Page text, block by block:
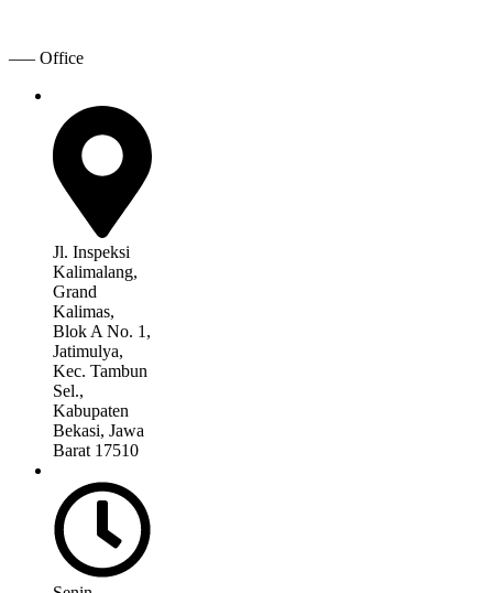
—– Office
Jl. Inspeksi
Kalimalang,
Grand
Kalimas,
Blok A No. 1,
Jatimulya,
Kec. Tambun
Sel.,
Kabupaten
Bekasi, Jawa
Barat 17510